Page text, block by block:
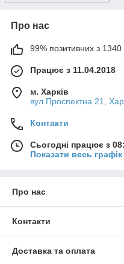
Про нас
99% позитивних з 1340
Працює з 11.04.2018
м. Харків
вул.Проспектна 21,
Контакти
Сьогодні працює з
Показати весь
Про нас
Контакти
Доставка та оплата